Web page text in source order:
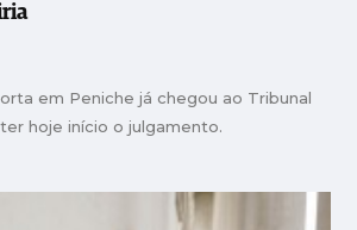
em Peniche já chegou ao Tribunal
hoje início o julgamento.